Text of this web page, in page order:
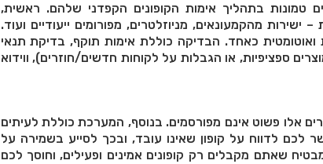
טמונות בתהליך אימות הקופונים הקפדני שלהם. ראשית,
ישירות מהקמעונאים, מניוזלטרים, מפורומים ייעודיים ועוד.
ואוטומטית כאחד. הבדיקה כוללת אימות תוקף, בדיקת תנאי
ספציפיות, או הגבלות על לקוחות חדשים/חוזרים), ווידוא
אלו פשוט אינם מפורסמים. בנוסף, המערכת כוללת לעיתים
לכם לדווח על קופון שאינו עובד, ובכך לסייע בשמירה על
שאתם מקבלים רק קופונים אמינים ופעילים, וחוסך לכם